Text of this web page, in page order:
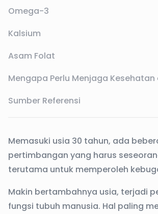
Omega-3
Kalsium
Asam Folat
Mengapa Perlu Menjaga Kesehatan
Sumber Referensi
Memasuki usia 30 tahun, ada
pertimbangan yang harus
terutama untuk memperoleh
Makin bertambahnya usia, terjadi
fungsi tubuh manusia. Hal paling